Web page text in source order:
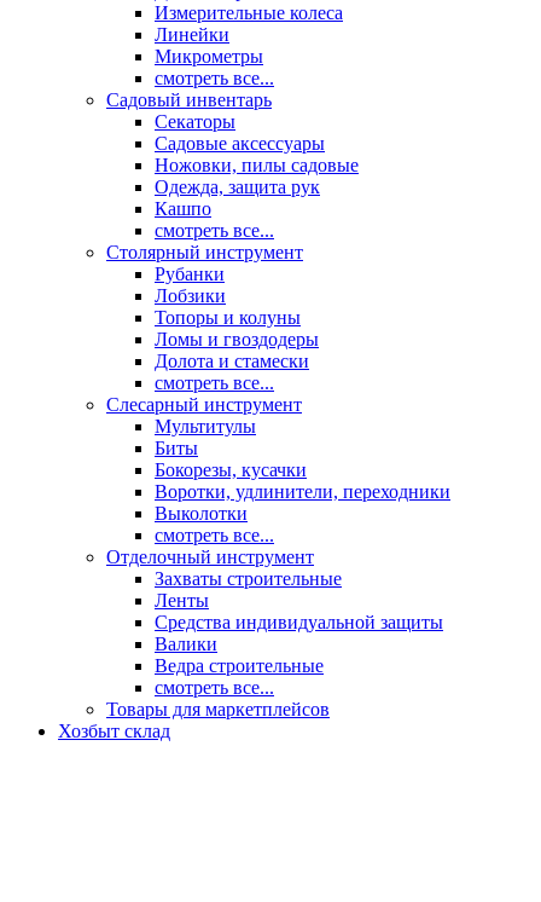
Измерительные колеса
Линейки
Микрометры
смотреть все...
Садовый инвентарь
Секаторы
Садовые аксессуары
Ножовки, пилы садовые
Одежда, защита рук
Кашпо
смотреть все...
Столярный инструмент
Рубанки
Лобзики
Топоры и колуны
Ломы и гвоздодеры
Долота и стамески
смотреть все...
Слесарный инструмент
Мультитулы
Биты
Бокорезы, кусачки
Воротки, удлинители, переходники
Выколотки
смотреть все...
Отделочный инструмент
Захваты строительные
Ленты
Средства индивидуальной защиты
Валики
Ведра строительные
смотреть все...
Товары для маркетплейсов
Хозбыт склад